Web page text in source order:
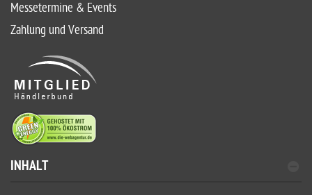
Messetermine & Events
Zahlung und Versand
INHALT